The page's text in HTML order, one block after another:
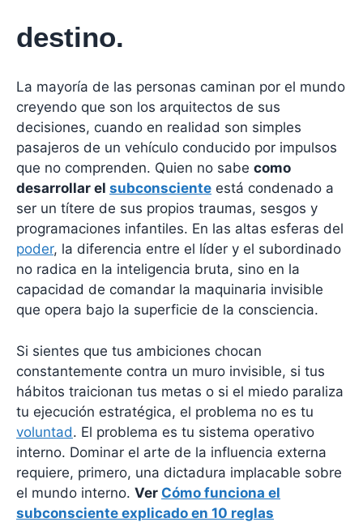
destino.
La mayoría de las personas caminan por el mundo
creyendo que son los arquitectos de sus
decisiones, cuando en realidad son simples
pasajeros de un vehículo conducido por impulsos
que no comprenden. Quien no sabe como
desarrollar el subconsciente está condenado a
ser un títere de sus propios traumas, sesgos y
programaciones infantiles. En las altas esferas del
poder, la diferencia entre el líder y el subordinado
no radica en la inteligencia bruta, sino en la
capacidad de comandar la maquinaria invisible
que opera bajo la superficie de la consciencia.
Si sientes que tus ambiciones chocan
constantemente contra un muro invisible, si tus
hábitos traicionan tus metas o si el miedo paraliza
tu ejecución estratégica, el problema no es tu
voluntad. El problema es tu sistema operativo
interno. Dominar el arte de la influencia externa
requiere, primero, una dictadura implacable sobre
el mundo interno. Ver Cómo funciona el
subconsciente explicado en 10 reglas